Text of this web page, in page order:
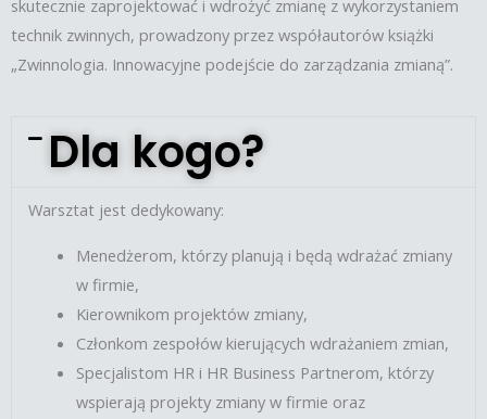
skutecznie zaprojektować i wdrożyć zmianę z wykorzystaniem
technik zwinnych, prowadzony przez współautorów książki
„Zwinnologia. Innowacyjne podejście do zarządzania zmianą”.
Dla kogo?
Warsztat jest dedykowany:
Menedżerom, którzy planują i będą wdrażać zmiany
w firmie,
Kierownikom projektów zmiany,
Członkom zespołów kierujących wdrażaniem zmian,
Specjalistom HR i HR Business Partnerom, którzy
wspierają projekty zmiany w firmie oraz